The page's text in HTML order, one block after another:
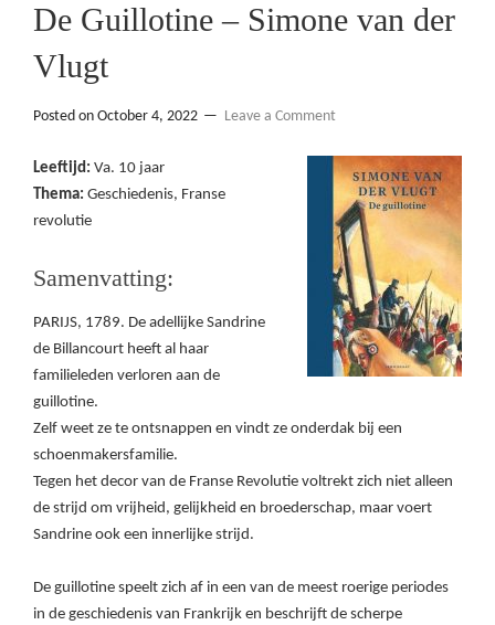
De Guillotine – Simone van der
Vlugt
Posted on October 4, 2022 Leave a Comment
Leeftijd: Va. 10 jaar
Thema: Geschiedenis, Franse
revolutie
Samenvatting:
PARIJS, 1789. De adellijke Sandrine
de Billancourt heeft al haar
familieleden verloren aan de
guillotine.
Zelf weet ze te ontsnappen en vindt ze onderdak bij een
schoenmakersfamilie.
Tegen het decor van de Franse Revolutie voltrekt zich niet alleen
de strijd om vrijheid, gelijkheid en broederschap, maar voert
Sandrine ook een innerlijke strijd.
De guillotine speelt zich af in een van de meest roerige periodes
in de geschiedenis van Frankrijk en beschrijft de scherpe